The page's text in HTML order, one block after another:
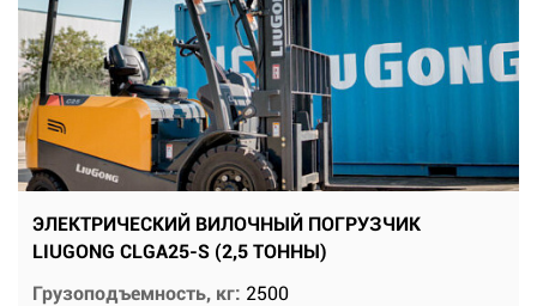
ЭЛЕКТРИЧЕСКИЙ ВИЛОЧНЫЙ ПОГРУЗЧИК
LIUGONG CLGA25-S (2,5 ТОННЫ)
Грузоподъемность, кг: 2500